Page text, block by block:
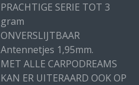
PRACHTIGE SERIE TOT 3
gram
ONVERSLIJTBAAR
Antennetjes 1,95mm.
MET ALLE CARPODREAMS
KAN ER UITERAARD OOK OP